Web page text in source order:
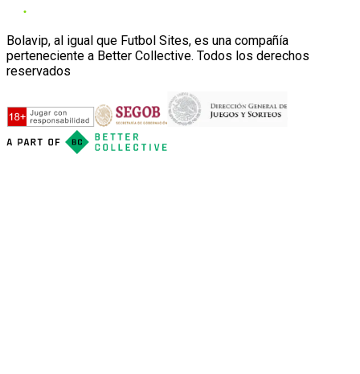
Bolavip, al igual que Futbol Sites, es una compañía
perteneciente a Better Collective. Todos los derechos
reservados